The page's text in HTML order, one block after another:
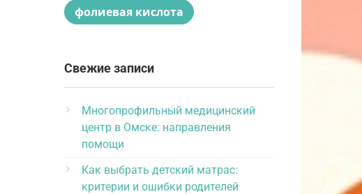
фолиевая кислота
Свежие записи
Многопрофильный медицинский
центр в Омске: направления
помощи
Как выбрать детский матрас:
критерии и ошибки родителей